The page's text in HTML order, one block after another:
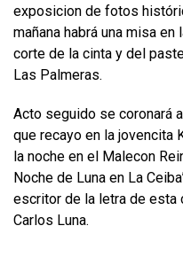
exposicion de fotos
mañana habrá una misa en
corte de la cinta y del
Las Palmeras.
Acto seguido se coronará
que recayo en la jovencita
la noche en el Malecon
Noche de Luna en La
escritor de la letra de esta
Carlos Luna.